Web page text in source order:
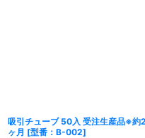
吸引チューブ 50入 受注生産品※約2
ヶ月 [型番：B-002]